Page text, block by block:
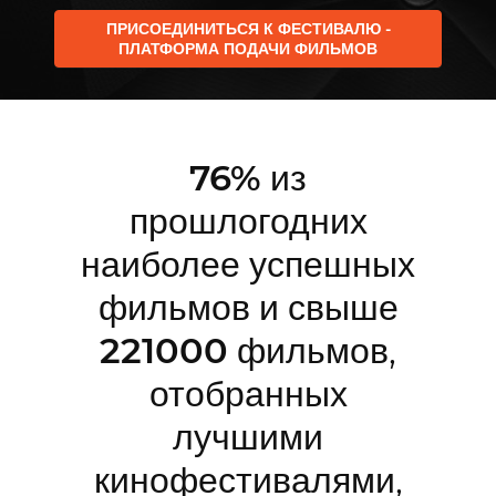
ПРИСОЕДИНИТЬСЯ К ФЕСТИВАЛЮ -
ПЛАТФОРМА ПОДАЧИ ФИЛЬМОВ
76% из
прошлогодних
наиболее успешных
фильмов и свыше
221000 фильмов,
отобранных
лучшими
кинофестивалями,